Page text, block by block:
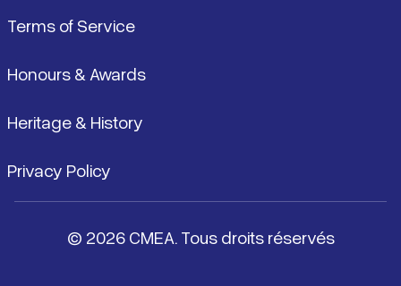
Terms of Service
Honours & Awards
Heritage & History
Privacy Policy
© 2026 CMEA. Tous droits réservés